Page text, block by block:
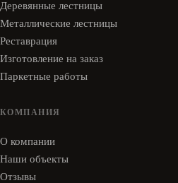
Деревянные лестницы
Металлические лестницы
Реставрация
Изготовление на заказ
Паркетные работы
КОМПАНИЯ
О компании
Наши объекты
Отзывы